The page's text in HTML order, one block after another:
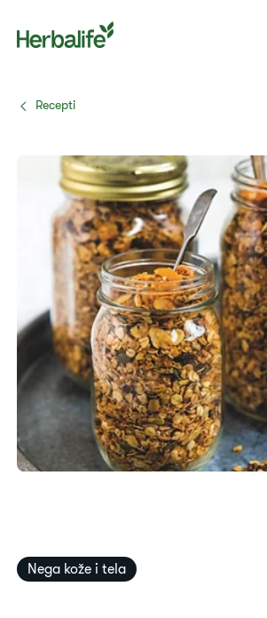
Recepti
Nega kože i tela